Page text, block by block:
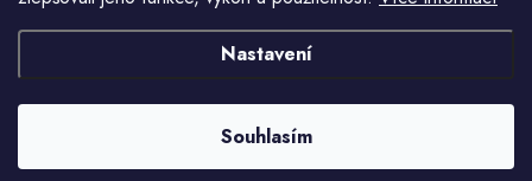
Nastavení
Souhlasím
4.8.2026